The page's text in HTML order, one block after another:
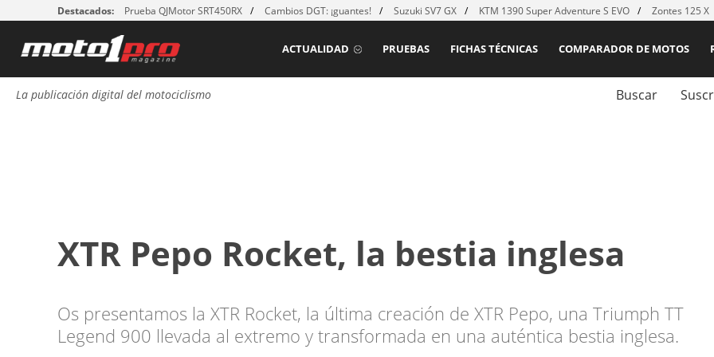
Destacados: Prueba QJMotor SRT450RX Cambios DGT: ¡guantes! Suzuki SV7 GX KTM 1390 Super Adventure S EVO Zontes 125 X
COMPARADOR DE MOTOS
FICHAS TÉCNICAS
PRUEBAS
ACTUALIDAD
La publicación digital del motociclismo Buscar
XTR Pepo Rocket, la bestia inglesa
Os presentamos la XTR Rocket, la última creación de XTR Pepo, una Triumph TT
Legend 900 llevada al extremo y transformada en una auténtica bestia inglesa.